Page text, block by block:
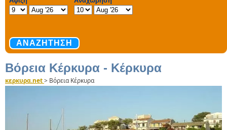
Βόρεια Κέρκυρα - Κέρκυρα
κερκυρα.net> Βόρεια Κέρκυρα